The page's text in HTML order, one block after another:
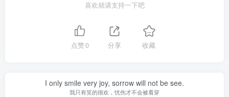
喜欢就请支持一下吧
点赞0 分享 收藏
I only smile very joy, sorrow will not be see.
我只有笑的很欢，忧伤才不会被看穿